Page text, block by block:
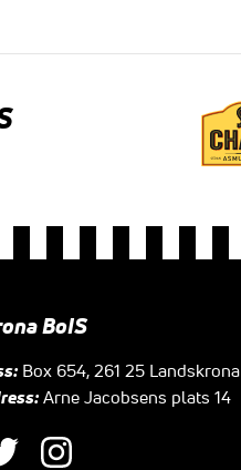
BoIS
Box 654, 261 25 Landskrona
Arne Jacobsens plats 14